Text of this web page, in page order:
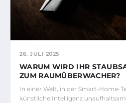
26. JULI 2025
WARUM WIRD IHR
ZUM RAUMÜBERWACHER?
In einer Welt, in der Smart-Home-
künstliche Intelligenz